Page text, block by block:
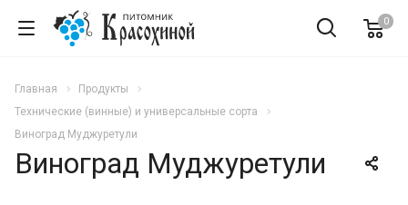
0
Главная
Продукты
Технические (винные) и универсальные сорта
Виноград Муджуретули
Виноград Муджуретули